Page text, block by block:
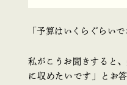
「予算はいくらぐらいで
私がこうお聞きすると
に収めたいです」とお